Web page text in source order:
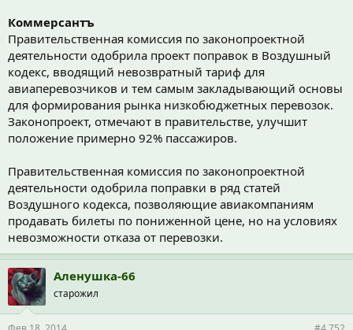
Коммерсантъ
Правительственная комиссия по законопроектной
деятельности одобрила проект поправок в Воздушный
кодекс, вводящий невозвратный тариф для
авиаперевозчиков и тем самым закладывающий основы
для формирования рынка низкобюджетных перевозок.
Законопроект, отмечают в правительстве, улучшит
положение примерно 92% пассажиров.
Правительственная комиссия по законопроектной
деятельности одобрила поправки в ряд статей
Воздушного кодекса, позволяющие авиакомпаниям
продавать билеты по пониженной цене, но на условиях
невозможности отказа от перевозки.
Аленушка-66
старожил